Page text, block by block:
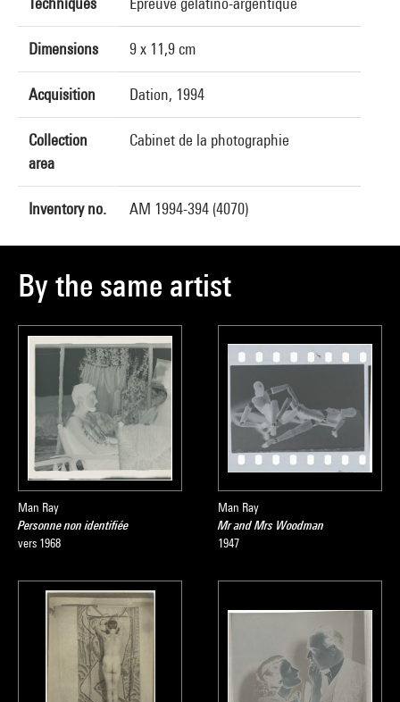
Dimensions 9 x 11,9 cm
Acquisition Dation, 1994
Collection
area
Cabinet de la photographie
Inventory no. AM 1994-394 (4070)
By the same artist
Man Ray
Personne non identifiée
vers 1968
Man Ray
Mr and Mrs Woodman
1947